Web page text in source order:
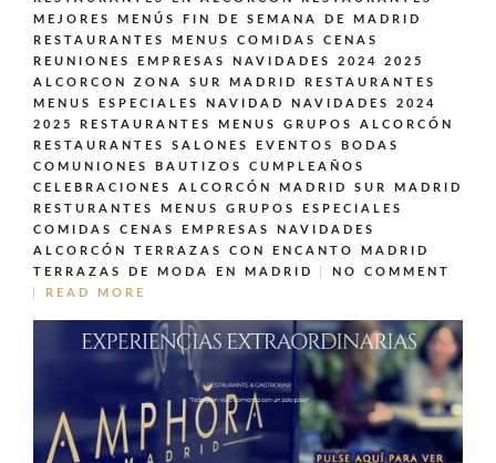
MEJORES MENÚS FIN DE SEMANA DE MADRID
RESTAURANTES MENUS COMIDAS CENAS
REUNIONES EMPRESAS NAVIDADES 2024 2025
ALCORCON ZONA SUR MADRID
RESTAURANTES
MENUS ESPECIALES NAVIDAD NAVIDADES 2024
2025
RESTAURANTES MENUS GRUPOS ALCORCÓN
RESTAURANTES SALONES EVENTOS BODAS
COMUNIONES BAUTIZOS CUMPLEAÑOS
CELEBRACIONES ALCORCÓN MADRID SUR MADRID
RESTURANTES MENUS GRUPOS ESPECIALES
COMIDAS CENAS EMPRESAS NAVIDADES
ALCORCÓN
TERRAZAS CON ENCANTO MADRID
TERRAZAS DE MODA EN MADRID
NO COMMENT
READ MORE